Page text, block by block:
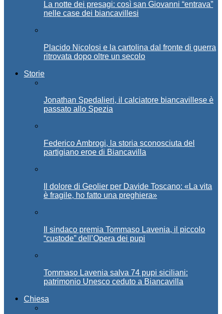
La notte dei presagi: così san Giovanni “entrava”
nelle case dei biancavillesi
Placido Nicolosi e la cartolina dal fronte di guerra
ritrovata dopo oltre un secolo
Storie
Jonathan Spedalieri, il calciatore biancavillese è
passato allo Spezia
Federico Ambrogi, la storia sconosciuta del
partigiano eroe di Biancavilla
Il dolore di Geolier per Davide Toscano: «La vita
è fragile, ho fatto una preghiera»
Il sindaco premia Tommaso Lavenia, il piccolo
“custode” dell’Opera dei pupi
Tommaso Lavenia salva 74 pupi siciliani:
patrimonio Unesco ceduto a Biancavilla
Chiesa